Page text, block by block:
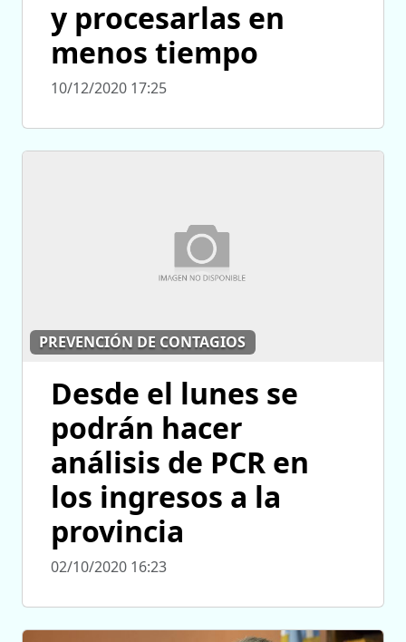
y procesarlas en
menos tiempo
10/12/2020 17:25
PREVENCIÓN DE CONTAGIOS
Desde el lunes se
podrán hacer
análisis de PCR en
los ingresos a la
provincia
02/10/2020 16:23